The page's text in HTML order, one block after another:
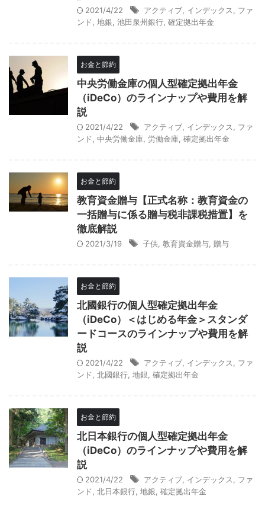
2021/4/22 アクティブ インデックス
ファ
ンド
地銀 池田泉州銀行 確定拠出年金
お金と節約
中央労働金庫の個人型確定拠出年金
（iDeCo）のラインナップや費用を解
説
2021/4/22 アクティブ インデックス
ファ
ンド
中央労働金庫 労働金庫 確定拠出年金
お金と節約
教育資金贈与【正式名称：教育資金の
一括贈与に係る贈与税非課税措置】を
徹底解説
2021/3/19 子供 教育資金贈与 贈与
お金と節約
北國銀行の個人型確定拠出年金
（iDeCo）＜はじめる年金＞スタンダ
ードコースのラインナップや費用を解
説
2021/4/22 アクティブ インデックス
ファ
ンド
北國銀行 地銀 確定拠出年金
お金と節約
北日本銀行の個人型確定拠出年金
（iDeCo）のラインナップや費用を解
説
2021/4/22 アクティブ インデックス
ファ
ンド
北日本銀行 地銀 確定拠出年金